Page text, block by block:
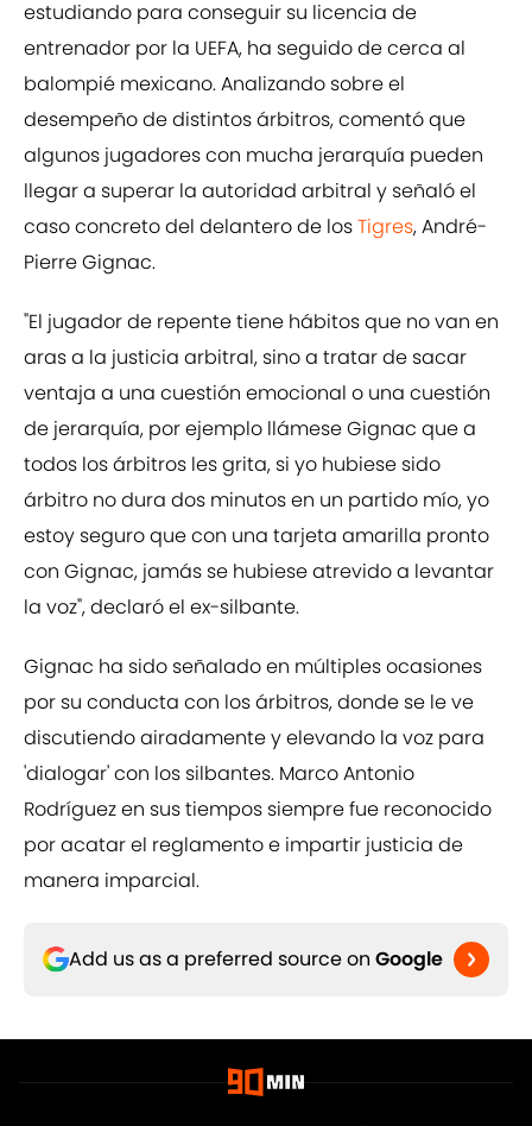
estudiando para conseguir su licencia de
entrenador por la UEFA, ha seguido de cerca al
balompié mexicano. Analizando sobre el
desempeño de distintos árbitros, comentó que
algunos jugadores con mucha jerarquía pueden
llegar a superar la autoridad arbitral y señaló el
caso concreto del delantero de losTigres, André-
Pierre Gignac.
"El jugador de repente tiene hábitos que no van en
aras a la justicia arbitral, sino a tratar de sacar
ventaja a una cuestión emocional o una cuestión
de jerarquía, por ejemplo llámese Gignac que a
todos los árbitros les grita, si yo hubiese sido
árbitro no dura dos minutos en un partido mío, yo
estoy seguro que con una tarjeta amarilla pronto
con Gignac, jamás se hubiese atrevido a levantar
la voz", declaró el ex-silbante.
Gignac ha sido señalado en múltiples ocasiones
por su conducta con los árbitros, donde se le ve
discutiendo airadamente y elevando la voz para
'dialogar' con los silbantes. Marco Antonio
Rodríguez en sus tiempos siempre fue reconocido
por acatar el reglamento e impartir justicia de
manera imparcial.
Add us as a preferred source on Google